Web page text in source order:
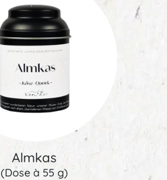
Almkas
(Dose à 55 g)